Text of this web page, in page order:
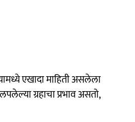
एखादा माहिती असलेला
ग्रहाचा प्रभाव असतो,